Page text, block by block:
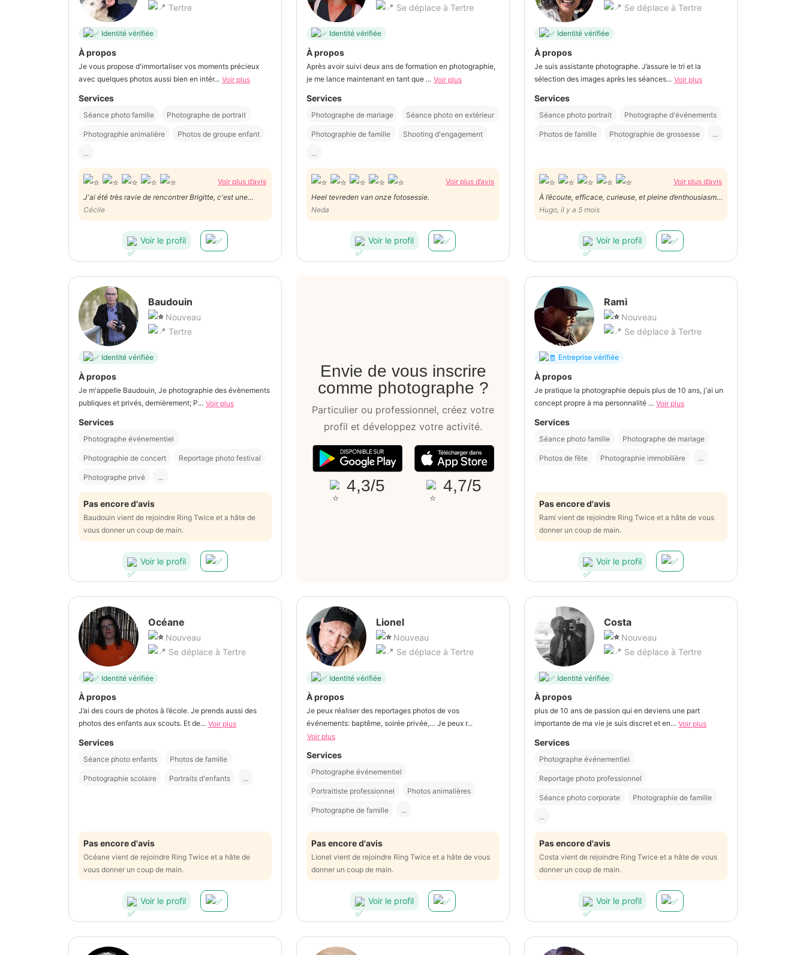
Tertre
Identité vérifiée
À propos
Je vous propose d'immortaliser vos moments précieux
avec quelques photos aussi bien en intér... Voir plus
Services
Séance photo famille Photographe de portrait
Photographie animalière Photos de groupe enfant
...
Voir plus d’avis
J'ai été très ravie de rencontrer Brigitte, c'est une
photographe formidable. Si j'en ai l'occasion je ferai
encore appel )à ele. Je la recommanderai à mes
connaissances.
Cécile
Voir le profil
Se déplace à Tertre
Identité vérifiée
À propos
Après avoir suivi deux ans de formation en photographie,
je me lance maintenant en tant que ... Voir plus
Services
Photographe de mariage Séance photo en extérieur
Photographie de famille Shooting d'engagement
...
Voir plus d’avis
Heel tevreden van onze fotosessie.
Neda
Voir le profil
Se déplace à Tertre
Identité vérifiée
À propos
Je suis assistante photographe. J’assure le tri et la
sélection des images après les séances... Voir plus
Services
Séance photo portrait Photographe d'événements
Photos de famille Photographie de grossesse ...
Voir plus d’avis
À l’écoute, efficace, curieuse, et pleine d’enthousiasme,
un plaisir de collaborer avec elle !
Hugo, il y a 5 mois
Voir le profil
Baudouin
Nouveau
Tertre
Identité vérifiée
À propos
Je m'appelle Baudouin, Je photographie des évènements
publiques et privés, dernièrement; P... Voir plus
Services
Photographe événementiel
Photographie de concert Reportage photo festival
Photographe privé ...
Pas encore d'avis
Baudouin vient de rejoindre Ring Twice et a hâte de
vous donner un coup de main.
Voir le profil
Envie de vous inscrire
comme photographe ?
Particulier ou professionnel, créez votre
profil et développez votre activité.
4,3/5 4,7/5
Rami
Nouveau
Se déplace à Tertre
Entreprise vérifiée
À propos
Je pratique la photographie depuis plus de 10 ans, j'ai un
concept propre à ma personnalité ... Voir plus
Services
Séance photo famille Photographe de mariage
Photos de fête Photographie immobilière ...
Pas encore d'avis
Rami vient de rejoindre Ring Twice et a hâte de vous
donner un coup de main.
Voir le profil
Océane
Nouveau
Se déplace à Tertre
Identité vérifiée
À propos
J’ai des cours de photos à l’école. Je prends aussi des
photos des enfants aux scouts. Et de... Voir plus
Services
Séance photo enfants Photos de famille
Photographie scolaire Portraits d'enfants ...
Pas encore d'avis
Océane vient de rejoindre Ring Twice et a hâte de
vous donner un coup de main.
Voir le profil
Lionel
Nouveau
Se déplace à Tertre
Identité vérifiée
À propos
Je peux réaliser des reportages photos de vos
événements: baptême, soirée privée,… Je peux r...
Voir plus
Services
Photographe événementiel
Portraitiste professionnel Photos animalières
Photographe de famille ...
Pas encore d'avis
Lionel vient de rejoindre Ring Twice et a hâte de vous
donner un coup de main.
Voir le profil
Costa
Nouveau
Se déplace à Tertre
Identité vérifiée
À propos
plus de 10 ans de passion qui en deviens une part
importante de ma vie je suis discret et en... Voir plus
Services
Photographe événementiel
Reportage photo professionnel
Séance photo corporate Photographie de famille
...
Pas encore d'avis
Costa vient de rejoindre Ring Twice et a hâte de vous
donner un coup de main.
Voir le profil